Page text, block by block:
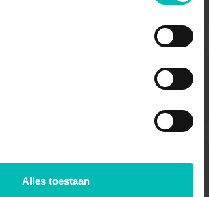
Alles toestaan
fijn behandeld
geluisterd, en bij misverstanden